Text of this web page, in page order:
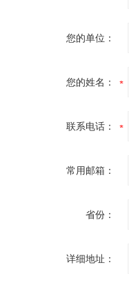
您的单位：
您的姓名：
联系电话：
常用邮箱：
省份：
详细地址：